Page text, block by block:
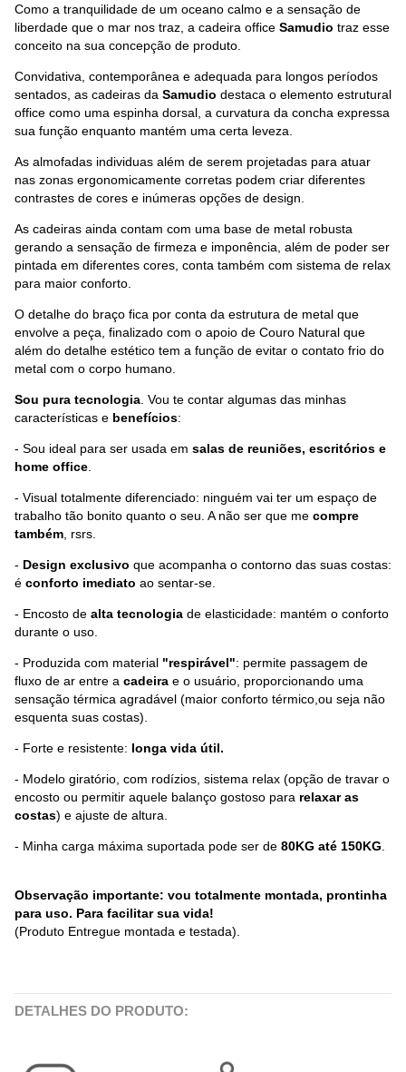
Como a tranquilidade de um oceano calmo e a sensação de
liberdade que o mar nos traz, a cadeira office Samudio traz esse
conceito na sua concepção de produto.
Convidativa, contemporânea e adequada para longos períodos
sentados, as cadeiras da Samudio destaca o elemento estrutural
office como uma espinha dorsal, a curvatura da concha expressa
sua função enquanto mantém uma certa leveza.
As almofadas individuas além de serem projetadas para atuar
nas zonas ergonomicamente corretas podem criar diferentes
contrastes de cores e inúmeras opções de design.
As cadeiras ainda contam com uma base de metal robusta
gerando a sensação de firmeza e imponência, além de poder ser
pintada em diferentes cores, conta também com sistema de relax
para maior conforto.
O detalhe do braço fica por conta da estrutura de metal que
envolve a peça, finalizado com o apoio de Couro Natural que
além do detalhe estético tem a função de evitar o contato frio do
metal com o corpo humano.
Sou pura tecnologia . Vou te contar algumas das minhas
características e benefícios:
- Sou ideal para ser usada em salas de reuniões, escritórios e
home office
- Visual totalmente diferenciado: ninguém vai ter um espaço de
trabalho tão bonito quanto o seu. A não ser que me compre
também , rsrs.
- Design exclusivo que acompanha o contorno das suas costas:
é conforto imediato ao sentar-se.
- Encosto de alta tecnologia de elasticidade: mantém o conforto
durante o uso.
- Produzida com material "respirável": permite passagem de
fluxo de ar entre a cadeira e o usuário, proporcionando uma
sensação térmica agradável (maior conforto térmico,ou seja não
esquenta suas costas).
- Forte e resistente: longa vida útil.
- Modelo giratório, com rodízios, sistema relax (opção de travar o
encosto ou permitir aquele balanço gostoso para relaxar as
costas) e ajuste de altura.
- Minha carga máxima suportada pode ser de 80KG até 150KG
Observação importante: vou totalmente montada, prontinha
para uso. Para facilitar sua vida!
(Produto Entregue montada e testada).
DETALHES DO PRODUTO: